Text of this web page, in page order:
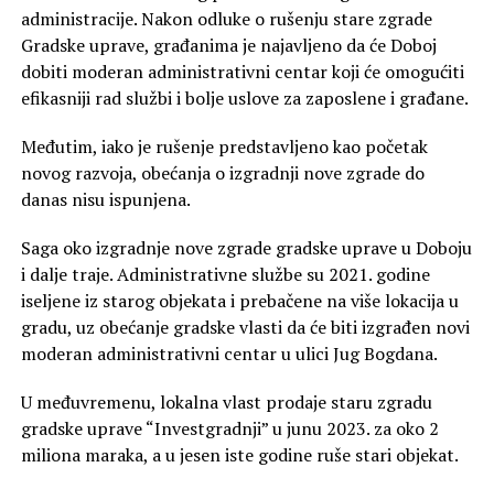
administracije. Nakon odluke o rušenju stare zgrade
Gradske uprave, građanima je najavljeno da će Doboj
dobiti moderan administrativni centar koji će omogućiti
efikasniji rad službi i bolje uslove za zaposlene i građane.
Međutim, iako je rušenje predstavljeno kao početak
novog razvoja, obećanja o izgradnji nove zgrade do
danas nisu ispunjena.
Saga oko izgradnje nove zgrade gradske uprave u Doboju
i dalje traje. Administrativne službe su 2021. godine
iseljene iz starog objekata i prebačene na više lokacija u
gradu, uz obećanje gradske vlasti da će biti izgrađen novi
moderan administrativni centar u ulici Jug Bogdana.
U međuvremenu, lokalna vlast prodaje staru zgradu
gradske uprave “Investgradnji” u junu 2023. za oko 2
miliona maraka, a u jesen iste godine ruše stari objekat.